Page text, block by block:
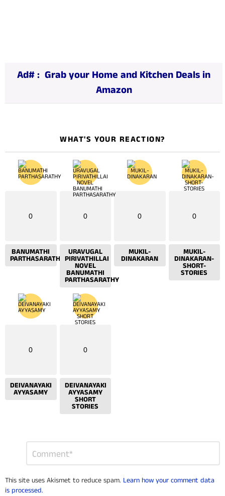
Ad# : Grab your Home and Kitchen Deals in
Amazon
WHAT'S YOUR REACTION?
0
BANUMATHI
PARTHASARATHY
0
URAVUGAL
PIRIVATHILLAI
NOVEL
BANUMATHI
PARTHASARATHY
0
MUKIL-
DINAKARAN
0
MUKIL-
DINAKARAN-
SHORT-
STORIES
0
DEIVANAYAKI
AYYASAMY
0
DEIVANAYAKI
AYYASAMY
SHORT
STORIES
This site uses Akismet to reduce spam. Learn how your comment data
is processed.